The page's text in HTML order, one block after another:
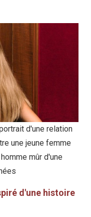
d'une relation
une jeune femme
mûr d'une
d'une histoire